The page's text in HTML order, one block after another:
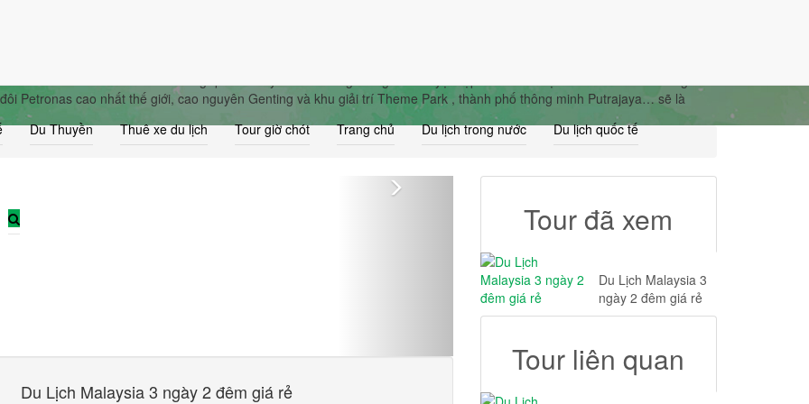
Du Thuyền Thuê xe du lịch Tour giờ chót Trang chủ Du lịch trong nước Du lịch quốc tế
2 đêm giá rẻ
Petronas cao nhất thế giới, cao nguyên Genting và khu giải trí Theme Park , thành phố thông minh Putrajaya… sẽ là
Du Lịch Malaysia 3 ngày 2 đêm giá rẻ
Tour đã xem
Du Lịch Malaysia 3
ngày 2 đêm giá rẻ
Tour liên quan